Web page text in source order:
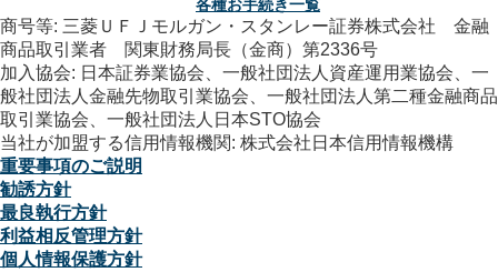
各種お手続き一覧
商号等: 三菱ＵＦＪモルガン・スタンレー証券株式会社 金融
商品取引業者 関東財務局長（金商）第2336号
加入協会: 日本証券業協会、一般社団法人資産運用業協会、一
般社団法人金融先物取引業協会、一般社団法人第二種金融商品
取引業協会、一般社団法人日本STO協会
当社が加盟する信用情報機関: 株式会社日本信用情報機構
重要事項のご説明
勧誘方針
最良執行方針
利益相反管理方針
個人情報保護方針